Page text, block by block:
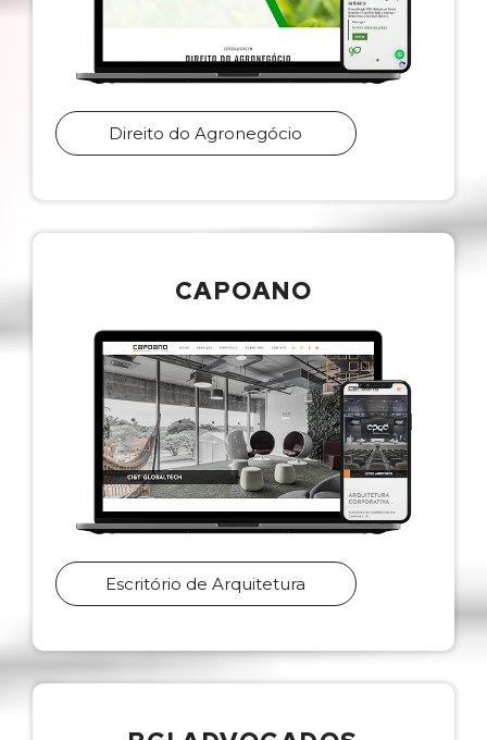
Direito do Agronegócio
CAPOANO
Escritório de Arquitetura